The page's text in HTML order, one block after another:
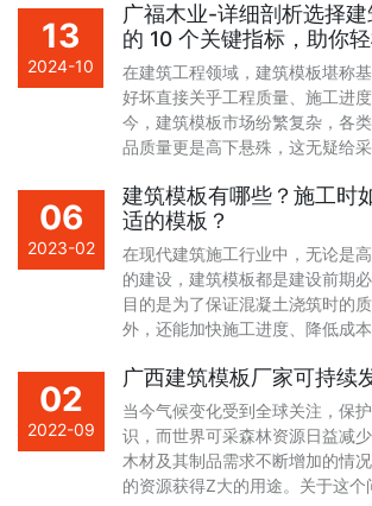
13
2024-10
广福木业-详细剖析选择
的 10 个关键指标，助你
在建筑工程领域，建筑模板堪称
好坏直接关乎工程质量、施工进
今，建筑模板市场纷繁复杂，各
品质量更是高下悬殊，这无疑给
06
2023-02
建筑模板有哪些？施工时
适的模板？
在现代建筑施工行业中，无论是
的建设，建筑模板都是建设前期
目的是为了保证混凝土浇筑时的
外，还能加快施工进度、降低成
02
2022-09
广西建筑模板厂家可持续
当今气候变化受到全球关注，保
识，而世界可采森林资源日益减
木材及其制品需求不断增加的情
的资源获得Z大的用途。关于这个